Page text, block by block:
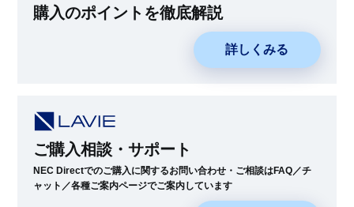
購入のポイントを徹底解説
詳しくみる
ご購入相談・サポート
NEC Directでのご購入に関するお問い合わせ・ご相談はFAQ／チ
ャット／各種ご案内ページでご案内しています